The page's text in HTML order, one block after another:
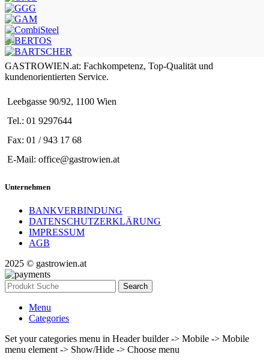
GASTROWIEN.at: Fachkompetenz, Top-Qualität und
kundenorientierten Service.
Leebgasse 90/92, 1100 Wien
Tel.: 01 9297644
Fax: 01 / 943 17 68
E-Mail: office@gastrowien.at
Unternehmen
BANKVERBINDUNG
DATENSCHUTZERKLÄRUNG
IMPRESSUM
AGB
2025 © gastrowien.at
Search
Menu
Categories
Set your categories menu in Header builder -> Mobile -> Mobile
menu element -> Show/Hide -> Choose menu